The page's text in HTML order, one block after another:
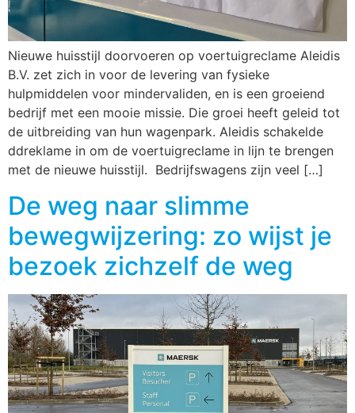
Nieuwe huisstijl doorvoeren op voertuigreclame Aleidis
B.V. zet zich in voor de levering van fysieke
hulpmiddelen voor mindervaliden, en is een groeiend
bedrijf met een mooie missie. Die groei heeft geleid tot
de uitbreiding van hun wagenpark. Aleidis schakelde
ddreklame in om de voertuigreclame in lijn te brengen
met de nieuwe huisstijl. Bedrijfswagens zijn veel […]
De weg naar slimme
bewegwijzering: zo wijst je
bezoek zichzelf de weg